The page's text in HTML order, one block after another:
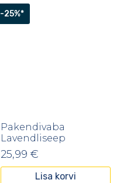
-25%*
Pakendivaba
Lavendliseep
25,99 €
Lisa korvi